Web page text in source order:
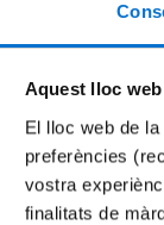
Aquest lloc
El lloc web de
preferències
vostra
finalitats de